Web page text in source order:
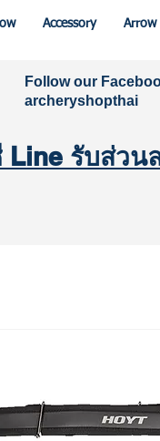
Accessory Arrow
Follow our
archeryshopthai
รับส่วน